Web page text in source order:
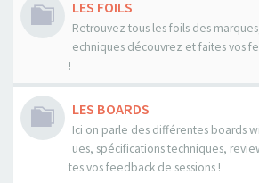
LES FOILS
Retrouvez tous les foils des
echniques découvrez et faites vos
!
LES BOARDS
Ici on parle des différentes boards
ues, spécifications techniques,
tes vos feedback de sessions !